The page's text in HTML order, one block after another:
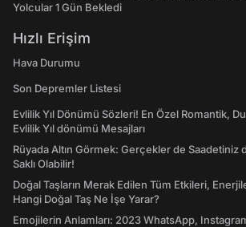
Yolcular 1 Gün Bekledi
Hızlı Erişim
Hava Durumu
Son Depremler Listesi
Evlilik Yıl Dönümü Sözleri! En Özel Romantik,
Evlilik Yıl dönümü Mesajları
Rüyada Altın Görmek: Gerçekler de Saadetiniz
Saklı Olabilir!
Doğal Taşların Merak Edilen Tüm Etkileri,
Hangi Doğal Taş Ne İşe Yarar?
Emojilerin Anlamları: 2023 WhatsApp,